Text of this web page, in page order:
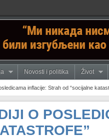
Novosti i politika Život
inflacije: Strah od “socijalne
O